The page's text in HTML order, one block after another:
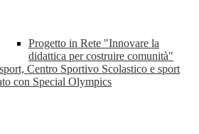
Progetto in Rete "Innovare la
didattica per costruire comunità"
Centro Sportivo Scolastico e sport
con Special Olympics